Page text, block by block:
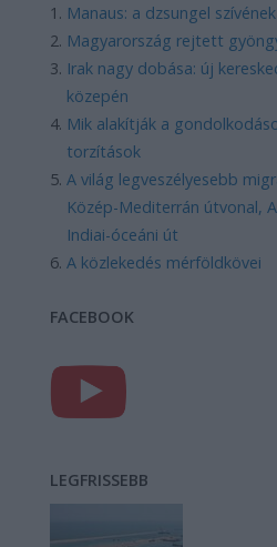
Manaus: a dzsungel
Magyarország rejtett
Irak nagy dobása: új
közepén
Mik alakítják a
torzítások
A világ legveszélyesebb
Közép-Mediterrán útvonal,
Indiai-óceáni út
A közlekedés mérföldkövei
FACEBOOK
LEGFRISSEBB